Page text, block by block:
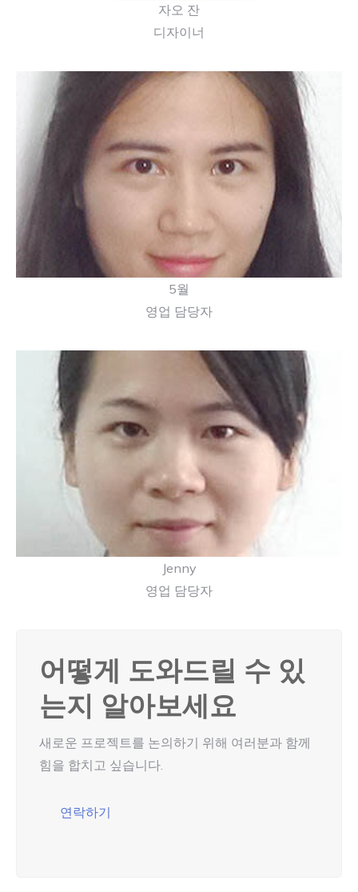
자오 잔
디자이너
메이는 친절하고 유익한 정보를 제공하며 자신이 하
는 일을 훌륭하게 해냅니다.
5월
영업 담당자
"무엇을 도와드릴까요?" 제니는 고객이 궁금한 점이
있으면 무엇이든 도와드릴 준비가 되어 있습니다.
Jenny
영업 담당자
어떻게 도와드릴 수 있
는지 알아보세요
새로운 프로젝트를 논의하기 위해 여러분과 함께
힘을 합치고 싶습니다.
연락하기